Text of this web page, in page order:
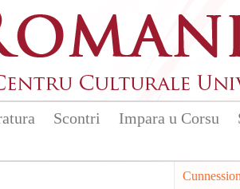
Scontri Impara u Corsu